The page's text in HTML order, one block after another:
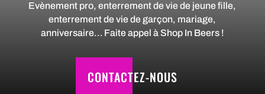
Evènement pro, enterrement de vie de jeune fille,
enterrement de vie de garçon, mariage,
anniversaire… Faite appel à Shop In Beers !
CONTACTEZ-NOUS